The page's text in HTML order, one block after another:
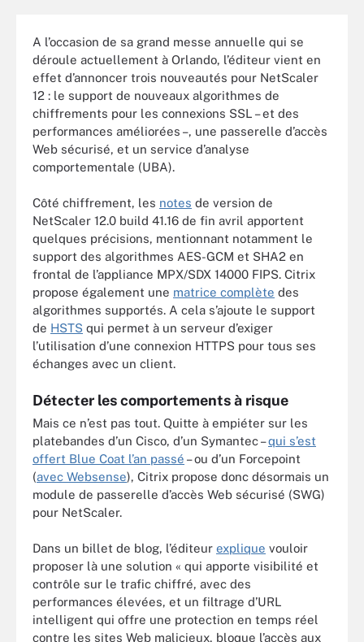
A l’occasion de sa grand messe annuelle qui se
déroule actuellement à Orlando, l’éditeur vient en
effet d’annoncer trois nouveautés pour NetScaler
12 : le support de nouveaux algorithmes de
chiffrements pour les connexions SSL – et des
performances améliorées –, une passerelle d’accès
Web sécurisé, et un service d’analyse
comportementale (UBA).
Côté chiffrement, les notes de version de
NetScaler 12.0 build 41.16 de fin avril apportent
quelques précisions, mentionnant notamment le
support des algorithmes AES-GCM et SHA2 en
frontal de l’appliance MPX/SDX 14000 FIPS. Citrix
propose également une matrice complète des
algorithmes supportés. A cela s’ajoute le support
de HSTS qui permet à un serveur d’exiger
l’utilisation d’une connexion HTTPS pour tous ses
échanges avec un client.
Détecter les comportements à risque
Mais ce n’est pas tout. Quitte à empiéter sur les
platebandes d’un Cisco, d’un Symantec –qui s’est
offert Blue Coat l’an passé – ou d’un Forcepoint
(avec Websense), Citrix propose donc désormais un
module de passerelle d’accès Web sécurisé (SWG)
pour NetScaler.
Dans un billet de blog, l’éditeur explique vouloir
proposer là une solution « qui apporte visibilité et
contrôle sur le trafic chiffré, avec des
performances élevées, et un filtrage d’URL
intelligent qui offre une protection en temps réel
contre les sites Web malicieux, bloque l’accès aux